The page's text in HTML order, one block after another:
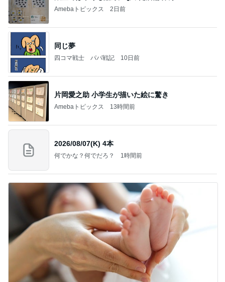
Amebaトピックス 2日前
同じ夢
四コマ戦士 パパ戦記 10日前
片岡愛之助 小学生が描いた絵に驚き
Amebaトピックス 13時間前
2026/08/07(K) 4本
何でかな？何でだろ？ 1時間前